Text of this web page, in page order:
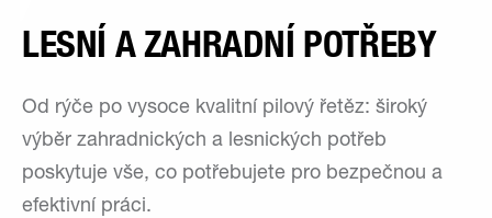
LESNÍ A ZAHRADNÍ POTŘEBY
Od rýče po vysoce kvalitní pilový řetěz: široký
výběr zahradnických a lesnických potřeb
poskytuje vše, co potřebujete pro bezpečnou a
efektivní práci.